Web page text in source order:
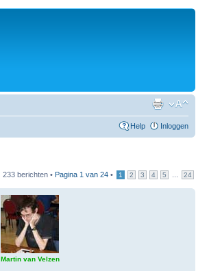
Help Inloggen
233 berichten • Pagina 1 van 24 • 1 2 3 4 5 24
Martin van Velzen